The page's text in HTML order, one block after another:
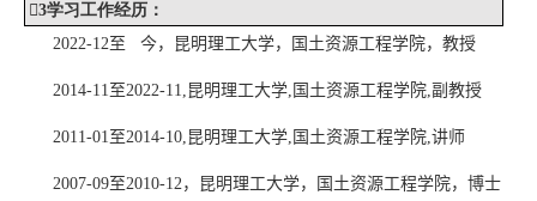
3学习工作经历：
2022-12至 今，昆明理工大学，国土资源工程学院，教授
2014-11至2022-11, 昆明理工大学, 国土资源工程学院,副教授
2011-01至2014-10, 昆明理工大学, 国土资源工程学院,讲师
2007-09至2010-12，昆明理工大学，国土资源工程学院， 博士